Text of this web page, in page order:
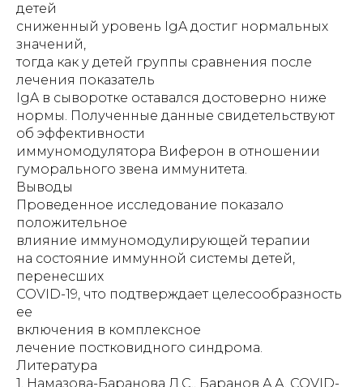
детей
сниженный уровень IgA достиг нормальных
значений,
тогда как у детей группы сравнения после
лечения показатель
IgA в сыворотке оставался достоверно ниже
нормы. Полученные данные свидетельствуют
об эффективности
иммуномодулятора Виферон в отношении
гуморального звена иммунитета.
Выводы
Проведенное исследование показало
положительное
влияние иммуномодулирующей терапии
на состояние иммунной системы детей,
перенесших
COVID-19, что подтверждает целесообразность
ее
включения в комплексное
лечение постковидного синдрома.
Литература
1. Намазова-Баранова Л.С., Баранов А.А. COVID-